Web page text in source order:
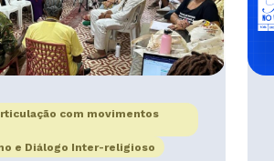
com movimentos
e Diálogo Inter-religioso